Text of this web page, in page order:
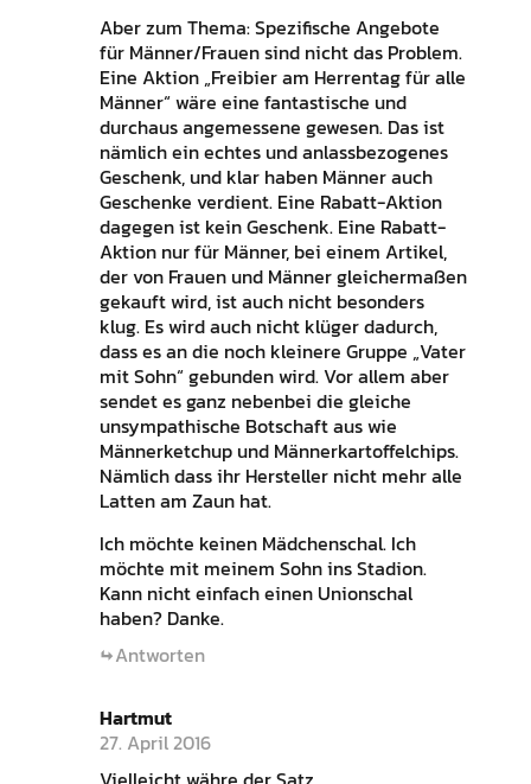
Aber zum Thema: Spezifische Angebote
für Männer/Frauen sind nicht das Problem.
Eine Aktion „Freibier am Herrentag für alle
Männer“ wäre eine fantastische und
durchaus angemessene gewesen. Das ist
nämlich ein echtes und anlassbezogenes
Geschenk, und klar haben Männer auch
Geschenke verdient. Eine Rabatt-Aktion
dagegen ist kein Geschenk. Eine Rabatt-
Aktion nur für Männer, bei einem Artikel,
der von Frauen und Männer gleichermaßen
gekauft wird, ist auch nicht besonders
klug. Es wird auch nicht klüger dadurch,
dass es an die noch kleinere Gruppe „Vater
mit Sohn“ gebunden wird. Vor allem aber
sendet es ganz nebenbei die gleiche
unsympathische Botschaft aus wie
Männerketchup und Männerkartoffelchips.
Nämlich dass ihr Hersteller nicht mehr alle
Latten am Zaun hat.
Ich möchte keinen Mädchenschal. Ich
möchte mit meinem Sohn ins Stadion.
Kann nicht einfach einen Unionschal
haben? Danke.
Antworten
Hartmut
27. April 2016